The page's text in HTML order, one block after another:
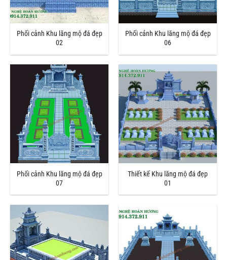
Phối cảnh Khu lăng mộ đá đẹp
02
Phối cảnh Khu lăng mộ đá đẹp
06
Phối cảnh Khu lăng mộ đá đẹp
07
Thiết kế Khu lăng mộ đá đẹp
01